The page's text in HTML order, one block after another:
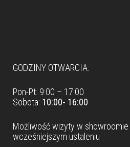
GODZINY OTWARCIA:
Pon-Pt: 9:00 – 17:00
Sobota: 10:00- 16:00
Możliwość wizyty w showroomie
wcześniejszym ustaleniu